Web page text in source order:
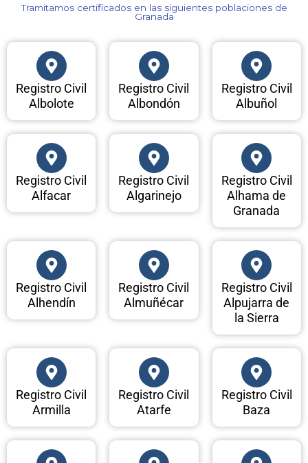
Tramitamos certificados en las siguientes poblaciones de
Granada​
Registro Civil
Albolote
Registro Civil
Albondón
Registro Civil
Albuñol
Registro Civil
Alfacar
Registro Civil
Algarinejo
Registro Civil
Alhama de
Granada
Registro Civil
Alhendín
Registro Civil
Almuñécar
Registro Civil
Alpujarra de
la Sierra
Registro Civil
Armilla
Registro Civil
Atarfe
Registro Civil
Baza